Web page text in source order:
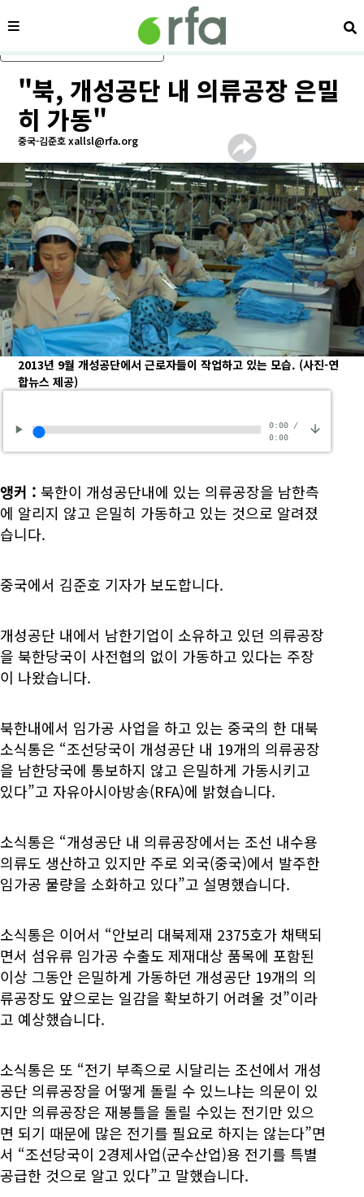
메인 콘텐츠로 건너뛰기
메뉴 검
"북, 개성공단 내 의류공장 은밀
히 가동"
중국-김준호 xallsl@rfa.org
2013년 9월 개성공단에서 근로자들이 작업하고 있는 모습. (사진-연
합뉴스 제공)
0:00/
0:00
앵커 : 북한이 개성공단내에 있는 의류공장을 남한측
에 알리지 않고 은밀히 가동하고 있는 것으로 알려졌
습니다.
중국에서 김준호 기자가 보도합니다.
개성공단 내에서 남한기업이 소유하고 있던 의류공장
을 북한당국이 사전협의 없이 가동하고 있다는 주장
이 나왔습니다.
북한내에서 임가공 사업을 하고 있는 중국의 한 대북
소식통은 “조선당국이 개성공단 내 19개의 의류공장
을 남한당국에 통보하지 않고 은밀하게 가동시키고
있다”고 자유아시아방송(RFA)에 밝혔습니다.
소식통은 “개성공단 내 의류공장에서는 조선 내수용
의류도 생산하고 있지만 주로 외국(중국)에서 발주한
임가공 물량을 소화하고 있다”고 설명했습니다.
소식통은 이어서 “안보리 대북제재 2375호가 채택되
면서 섬유류 임가공 수출도 제재대상 품목에 포함된
이상 그동안 은밀하게 가동하던 개성공단 19개의 의
류공장도 앞으로는 일감을 확보하기 어려울 것”이라
고 예상했습니다.
소식통은 또 “전기 부족으로 시달리는 조선에서 개성
공단 의류공장을 어떻게 돌릴 수 있느냐는 의문이 있
지만 의류공장은 재봉틀을 돌릴 수있는 전기만 있으
면 되기 때문에 많은 전기를 필요로 하지는 않는다”면
서 “조선당국이 2경제사업(군수산업)용 전기를 특별
공급한 것으로 알고 있다”고 말했습니다.